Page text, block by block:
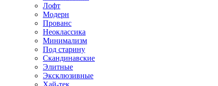
Лофт
Модерн
Прованс
Неоклассика
Минимализм
Под старину
Скандинавские
Элитные
Эксклюзивные
Хай-тек